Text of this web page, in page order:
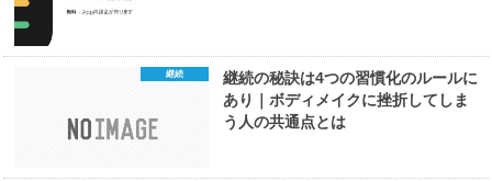
継続
継続の秘訣は4つの習慣化のルールに
あり｜ボディメイクに挫折してしま
う人の共通点とは